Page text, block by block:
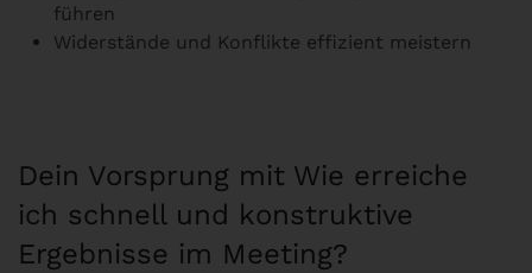
führen
Widerstände und Konflikte effizient meistern
Dein Vorsprung mit Wie erreiche
ich schnell und konstruktive
Ergebnisse im Meeting?